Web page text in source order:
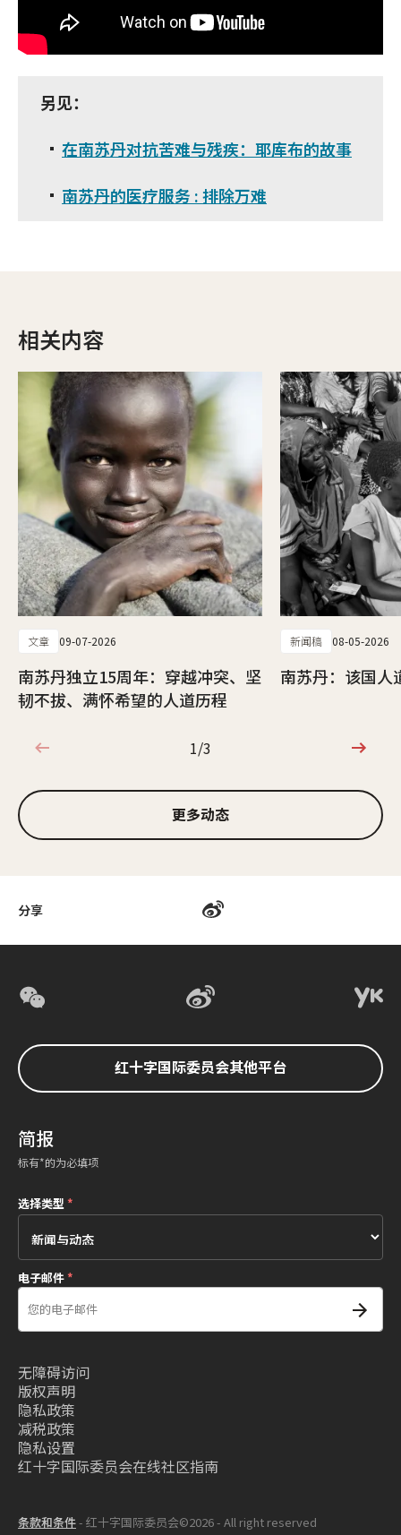
分享
另见：
在南苏丹对抗苦难与残疾：耶库布的故事
南苏丹的医疗服务 : 排除万难
相关内容
文章 09-07-2026
南苏丹独立15周年：穿越冲突、坚
韧不拔、满怀希望的人道历程
新闻稿 08-05-2026
南苏丹：该国人
1/3
1/3
更多动态
红十字国际委员会其他平台
简报
标有*的为必填项
选择类型 *
电子邮件*
无障碍访问
版权声明
隐私政策
减税政策
隐私设置
红十字国际委员会在线社区指南
条款和条件- 红十字国际委员会©2026 - All right reserved